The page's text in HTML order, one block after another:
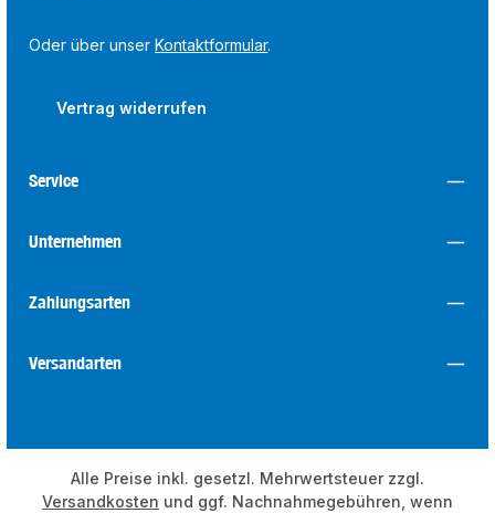
Oder über unserKontaktformular.
Vertrag widerrufen
Service
Unternehmen
Zahlungsarten
Versandarten
Alle Preise inkl. gesetzl. Mehrwertsteuer zzgl.
Versandkosten und ggf. Nachnahmegebühren, wenn